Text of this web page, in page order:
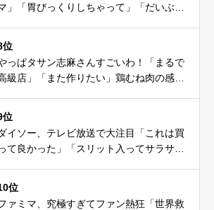
」「胃びっくりしちゃって」「だいぶ攻
位
っぱタサン志麻さんすごいわ！「まるで
級店」「また作りたい」鶏むね肉の感動
位
イソー、テレビ放送で大注目「これは買
て良かった」「スリット入ってサラサ
位
ァミマ、究極すぎてファン熱狂「世界救